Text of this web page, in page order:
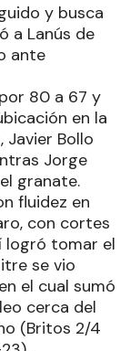
y busca
a Lanús de
ante
80 a 67 y
en la
Javier Bollo
Jorge
granate.
fluidez en
con cortes
logró tomar el
se vio
el cual sumó
cerca del
(Britos 2/4